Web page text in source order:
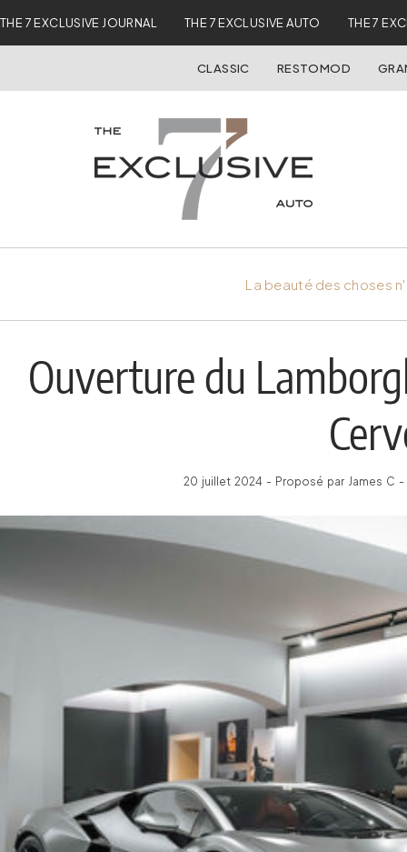
THE 7 EXCLUSIVE JOURNAL THE 7 EXCLUSIVE AUTO THE 7
CLASSIC RESTOMOD
La beauté des choses
Ouverture du
20 juillet 2024 - Proposé par James C